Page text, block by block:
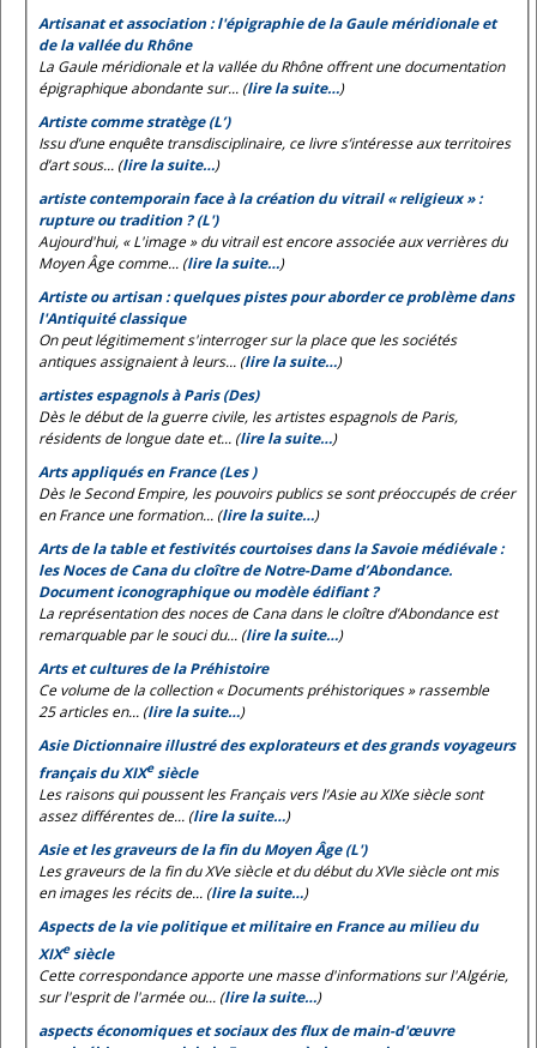
Artisanat et association : l'épigraphie de la Gaule méridionale et
de la vallée du Rhône
La Gaule méridionale et la vallée du Rhône offrent une documentation
épigraphique abondante sur... (lire la suite…)
Artiste comme stratège (L’)
Issu d’une enquête transdisciplinaire, ce livre s’intéresse aux territoires
d’art sous... (lire la suite…)
artiste contemporain face à la création du vitrail « religieux » :
rupture ou tradition ? (L')
Aujourd'hui, « L'image » du vitrail est encore associée aux verrières du
Moyen Âge comme... (lire la suite…)
Artiste ou artisan : quelques pistes pour aborder ce problème dans
l'Antiquité classique
On peut légitimement s'interroger sur la place que les sociétés
antiques assignaient à leurs... (lire la suite…)
artistes espagnols à Paris (Des)
Dès le début de la guerre civile, les artistes espagnols de Paris,
résidents de longue date et... (lire la suite…)
Arts appliqués en France (Les )
Dès le Second Empire, les pouvoirs publics se sont préoccupés de créer
en France une formation... (lire la suite…)
Arts de la table et festivités courtoises dans la Savoie médiévale :
lesNoces de Canadu cloître de Notre-Dame d’Abondance.
Document iconographique ou modèle édifiant ?
La représentation des noces de Cana dans le cloître d’Abondance est
remarquable par le souci du... (lire la suite…)
Arts et cultures de la Préhistoire
Ce volume de la collection « Documents préhistoriques » rassemble
25 articles en... (lire la suite…)
Asie Dictionnaire illustré des explorateurs et des grands voyageurs
français du XIXesiècle
Les raisons qui poussent les Français vers l’Asie au XIXe siècle sont
assez différentes de... (lire la suite…)
Asie et les graveurs de la fin du Moyen Âge (L')
Les graveurs de la fin du XVe siècle et du début du XVIe siècle ont mis
en images les récits de... (lire la suite…)
Aspects de la vie politique et militaire en France au milieu du
XIXesiècle
Cette correspondance apporte une masse d'informations sur l'Algérie,
sur l'esprit de l'armée ou... (lire la suite…)
aspects économiques et sociaux des flux de main-d'œuvre